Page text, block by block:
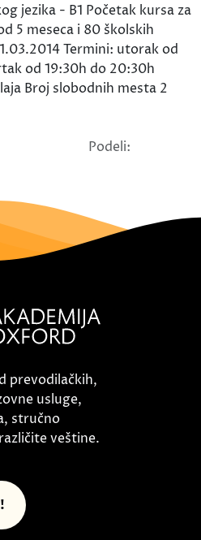
jezika - B1 Početak kursa za
5 meseca i 80 školskih
Termini: utorak od
od 19:30h do 20:30h
Broj slobodnih mesta 2
Podeli:
prevodilačkih,
usluge,
stručno
veštine.